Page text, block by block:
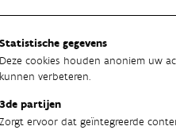
Statistische gegevens
Deze cookies houden anoniem uw
kunnen verbeteren.
3de partijen
Zorgt ervoor dat geïntegreerde